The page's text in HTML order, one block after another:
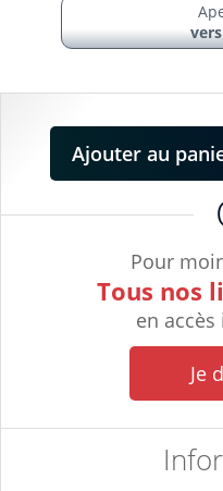
Pour
Tous nos
en
Je
Ajouter au